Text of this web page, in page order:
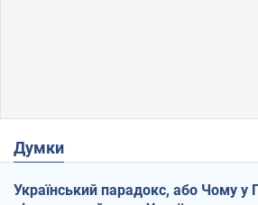
Думки
Український парадокс, або Чому у